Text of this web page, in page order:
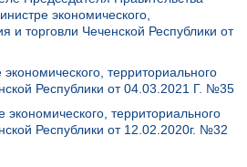
экономического,
и торговли Чеченской Республики от
территориального
Республики от 04.03.2021 Г. №35
территориального
Республики от 12.02.2020г. №32